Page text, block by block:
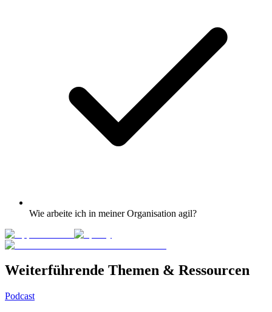
Wie arbeite ich in meiner Organisation agil?
Weiterführende Themen & Ressourcen
Podcast